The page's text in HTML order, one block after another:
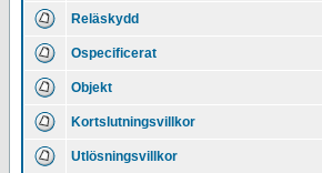
Reläskydd
Ospecificerat
Objekt
Kortslutningsvillkor
Utlösningsvillkor